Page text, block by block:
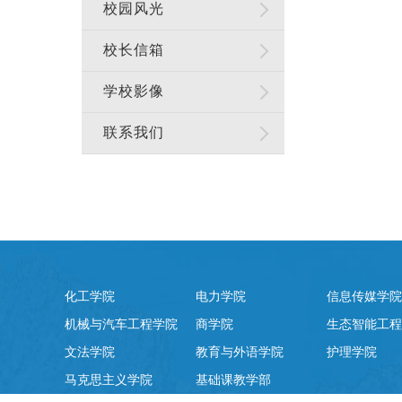
校园风光
校长信箱
学校影像
联系我们
化工学院 电力学院 信息传媒学院
机械与汽车工程学院 商学院 生态智能工
文法学院 教育与外语学院 护理学院
马克思主义学院 基础课教学部